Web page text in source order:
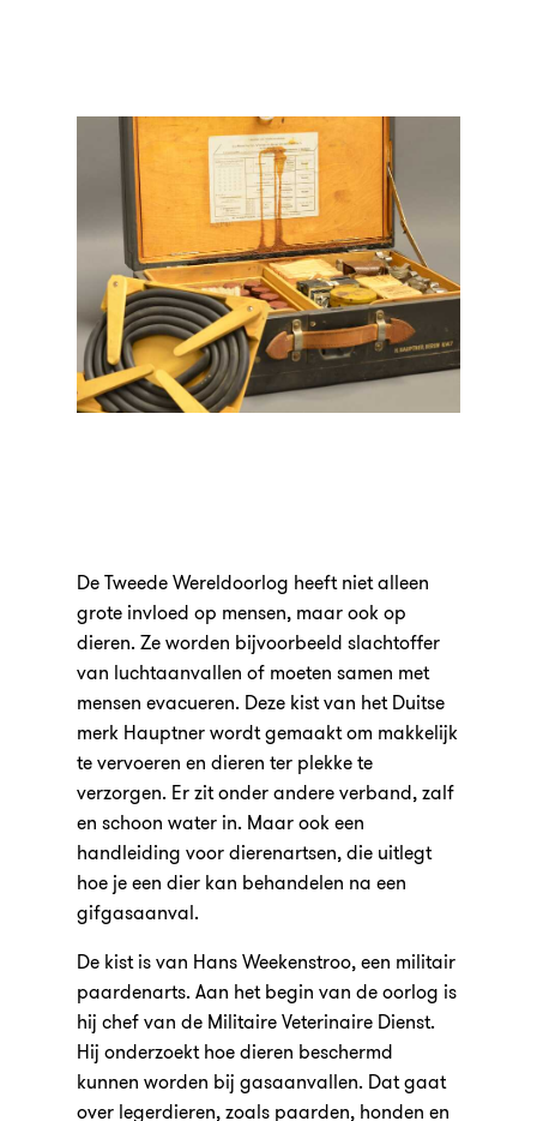
De Tweede Wereldoorlog heeft niet alleen
grote invloed op mensen, maar ook op
dieren. Ze worden bijvoorbeeld slachtoffer
van luchtaanvallen of moeten samen met
mensen evacueren. Deze kist van het Duitse
merk Hauptner wordt gemaakt om makkelijk
te vervoeren en dieren ter plekke te
verzorgen. Er zit onder andere verband, zalf
en schoon water in. Maar ook een
handleiding voor dierenartsen, die uitlegt
hoe je een dier kan behandelen na een
gifgasaanval.
De kist is van Hans Weekenstroo, een militair
paardenarts. Aan het begin van de oorlog is
hij chef van de Militaire Veterinaire Dienst.
Hij onderzoekt hoe dieren beschermd
kunnen worden bij gasaanvallen. Dat gaat
over legerdieren, zoals paarden, honden en